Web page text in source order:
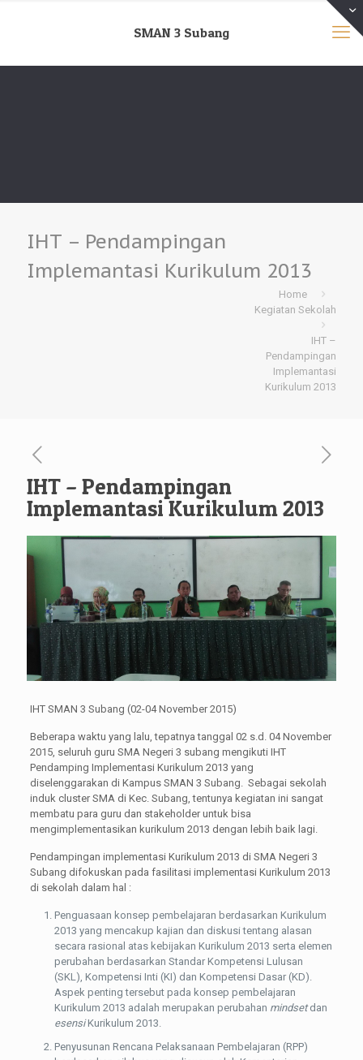
SMAN 3 Subang
IHT – Pendampingan
Implemantasi Kurikulum 2013
Home
Kegiatan Sekolah
IHT –
Pendampingan
Implemantasi
Kurikulum 2013
IHT – Pendampingan
Implemantasi Kurikulum 2013
IHT SMAN 3 Subang (02-04 November 2015)
Beberapa waktu yang lalu, tepatnya tanggal 02 s.d. 04 November
2015, seluruh guru SMA Negeri 3 subang mengikuti IHT
Pendamping Implementasi Kurikulum 2013 yang
diselenggarakan di Kampus SMAN 3 Subang. Sebagai sekolah
induk cluster SMA di Kec. Subang, tentunya kegiatan ini sangat
membatu para guru dan stakeholder untuk bisa
mengimplementasikan kurikulum 2013 dengan lebih baik lagi.
Pendampingan implementasi Kurikulum 2013 di SMA Negeri 3
Subang difokuskan pada fasilitasi implementasi Kurikulum 2013
di sekolah dalam hal :
Penguasaan konsep pembelajaran berdasarkan Kurikulum
2013 yang mencakup kajian dan diskusi tentang alasan
secara rasional atas kebijakan Kurikulum 2013 serta elemen
perubahan berdasarkan Standar Kompetensi Lulusan
(SKL), Kompetensi Inti (KI) dan Kompetensi Dasar (KD).
Aspek penting tersebut pada konsep pembelajaran
Kurikulum 2013 adalah merupakan perubahan mindsetdan
esensiKurikulum 2013.
Penyusunan Rencana Pelaksanaan Pembelajaran (RPP)